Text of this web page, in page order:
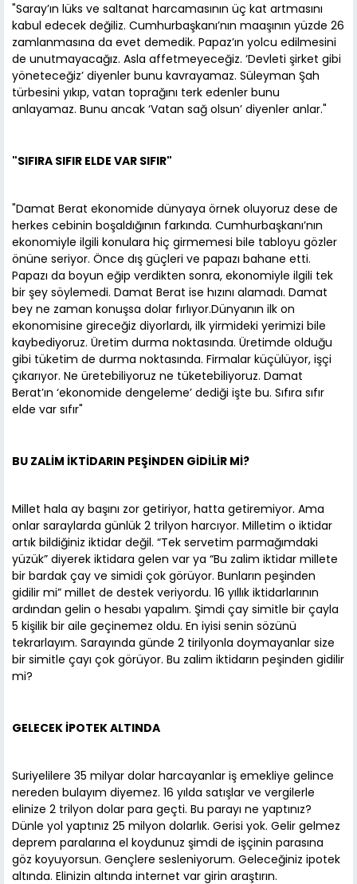
"Saray’ın lüks ve saltanat harcamasının üç kat artmasını
kabul edecek değiliz. Cumhurbaşkanı’nın maaşının yüzde 26
zamlanmasına da evet demedik. Papaz’ın yolcu edilmesini
de unutmayacağız. Asla affetmeyeceğiz. ‘Devleti şirket gibi
yöneteceğiz’ diyenler bunu kavrayamaz. Süleyman Şah
türbesini yıkıp, vatan toprağını terk edenler bunu
anlayamaz. Bunu ancak ‘Vatan sağ olsun’ diyenler anlar."
"SIFIRA SIFIR ELDE VAR SIFIR"
"Damat Berat ekonomide dünyaya örnek oluyoruz dese de
herkes cebinin boşaldığının farkında. Cumhurbaşkanı’nın
ekonomiyle ilgili konulara hiç girmemesi bile tabloyu gözler
önüne seriyor. Önce dış güçleri ve papazı bahane etti.
Papazı da boyun eğip verdikten sonra, ekonomiyle ilgili tek
bir şey söylemedi. Damat Berat ise hızını alamadı. Damat
bey ne zaman konuşsa dolar fırlıyor.Dünyanın ilk on
ekonomisine gireceğiz diyorlardı, ilk yirmideki yerimizi bile
kaybediyoruz. Üretim durma noktasında. Üretimde olduğu
gibi tüketim de durma noktasında. Firmalar küçülüyor, işçi
çıkarıyor. Ne üretebiliyoruz ne tüketebiliyoruz. Damat
Berat’ın ‘ekonomide dengeleme’ dediği işte bu. Sıfıra sıfır
elde var sıfır"
BU ZALİM İKTİDARIN PEŞİNDEN GİDİLİR Mİ?
Millet hala ay başını zor getiriyor, hatta getiremiyor. Ama
onlar saraylarda günlük 2 trilyon harcıyor. Milletim o iktidar
artık bildiğiniz iktidar değil. “Tek servetim parmağımdaki
yüzük” diyerek iktidara gelen var ya “Bu zalim iktidar millete
bir bardak çay ve simidi çok görüyor. Bunların peşinden
gidilir mi” millet de destek veriyordu. 16 yıllık iktidarlarının
ardından gelin o hesabı yapalım. Şimdi çay simitle bir çayla
5 kişilik bir aile geçinemez oldu. En iyisi senin sözünü
tekrarlayım. Sarayında günde 2 tirilyonla doymayanlar size
bir simitle çayı çok görüyor. Bu zalim iktidarın peşinden gidilir
mi?
GELECEK İPOTEK ALTINDA
Suriyelilere 35 milyar dolar harcayanlar iş emekliye gelince
nereden bulayım diyemez. 16 yılda satışlar ve vergilerle
elinize 2 trilyon dolar para geçti. Bu parayı ne yaptınız?
Dünle yol yaptınız 25 milyon dolarlık. Gerisi yok. Gelir gelmez
deprem paralarına el koydunuz şimdi de işçinin parasına
göz koyuyorsun. Gençlere sesleniyorum. Geleceğiniz ipotek
altında. Elinizin altında internet var girin araştırın.